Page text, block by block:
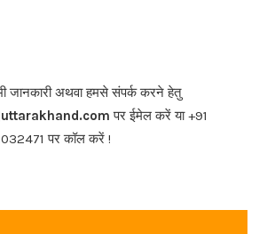
जानकारी अथवा हमसे संपर्क करने हेतु
पर ईमेल करें या +91
पर कॉल करें !